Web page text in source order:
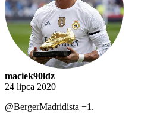
maciek90ldz
24 lipca 2020
@BergerMadridista +1.